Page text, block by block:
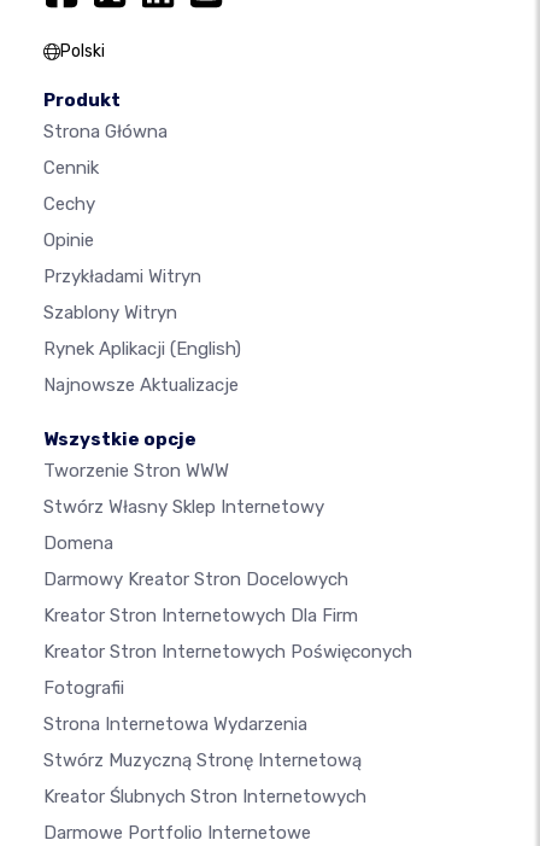
Polski
Produkt
Strona Główna
Cennik
Cechy
Opinie
Przykładami Witryn
Szablony Witryn
Rynek Aplikacji (English)
Najnowsze Aktualizacje
Wszystkie opcje
Tworzenie Stron WWW
Stwórz Własny Sklep Internetowy
Domena
Darmowy Kreator Stron Docelowych
Kreator Stron Internetowych Dla Firm
Kreator Stron Internetowych Poświęconych
Fotografii
Strona Internetowa Wydarzenia
Stwórz Muzyczną Stronę Internetową
Kreator Ślubnych Stron Internetowych
Darmowe Portfolio Internetowe